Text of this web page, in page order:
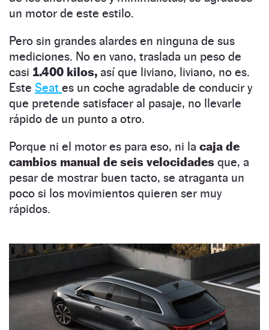
un motor de este estilo.
Pero sin grandes alardes en ninguna de sus
mediciones. No en vano, traslada un peso de
casi 1.400 kilos, así que liviano, liviano, no es.
Este Seat es un coche agradable de conducir y
que pretende satisfacer al pasaje, no llevarle
rápido de un punto a otro.
Porque ni el motor es para eso, ni la caja de
cambios manual de seis velocidades que, a
pesar de mostrar buen tacto, se atraganta un
poco si los movimientos quieren ser muy
rápidos.